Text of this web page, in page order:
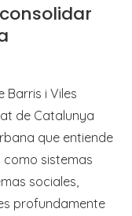
Barris i Viles
de Catalunya
que entiende
como sistemas
sociales,
profundamente